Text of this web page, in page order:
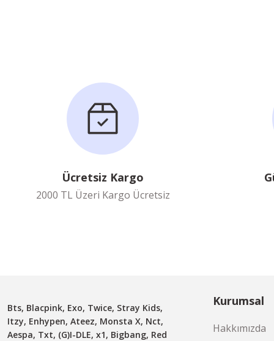
Ücretsiz Kargo
2000 TL Üzeri Kargo Ücretsiz
Bts, Blacpink, Exo, Twice, Stray Kids,
Itzy, Enhypen, Ateez, Monsta X, Nct,
Aespa, Txt, (G)I-DLE, x1, Bigbang, Red
Kurumsal
Hakkımızda